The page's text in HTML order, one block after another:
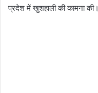
प्रदेश में खुशहाली की कामना की।